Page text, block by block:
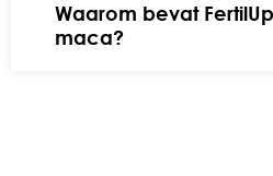
Waarom bevat
maca?